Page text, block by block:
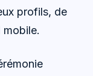
profils, de
mobile.